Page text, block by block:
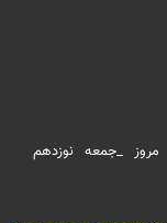
_جمعه نوزدهم